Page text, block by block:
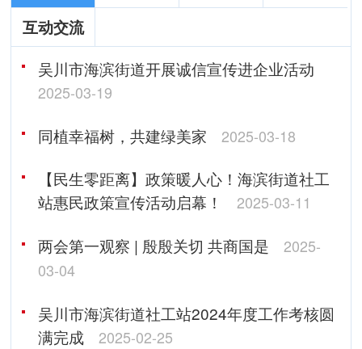
互动交流
吴川市海滨街道开展诚信宣传进企业活动
2025-03-19
同植幸福树，共建绿美家 2025-03-18
【民生零距离】政策暖人心！海滨街道社工
站惠民政策宣传活动启幕！
2025-03-11
两会第一观察 | 殷殷关切 共商国是
2025-
03-04
吴川市海滨街道社工站2024年度工作考核圆
满完成
2025-02-25